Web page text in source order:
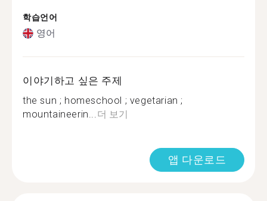
학습언어
영어
이야기하고 싶은 주제
the sun ; homeschool ; vegetarian ;
mountaineerin...더 보기
앱 다운로드